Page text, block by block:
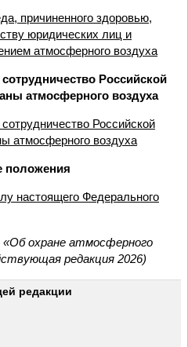
причиненного здоровью,
юридических лиц и
атмосферного воздуха
Российской
атмосферного воздуха
Российской
атмосферного воздуха
положения
настоящего Федерального
охране атмосферного
редакция 2026)
редакции